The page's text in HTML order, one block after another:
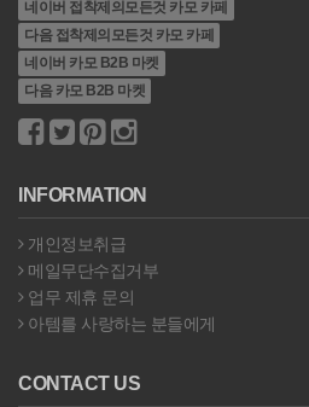
네이버 접착제의모든것 카모 카페
다음 접착제의모든것 카모 카페
네이버 카모 B2B 마켓
다음 카모 B2B 마켓
INFORMATION
개인정보취급
메일무단수집거부
업무 제휴 문의
아템를 사랑하는 분들에게
CONTACT US